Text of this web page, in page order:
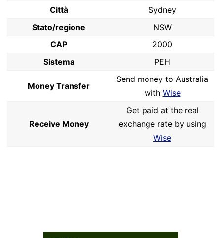
Città
Sydney
Stato/regione
NSW
CAP
2000
Sistema
PEH
Money Transfer
Send money to Australia
with Wise
Receive Money
Get paid at the real
exchange rate by using
Wise